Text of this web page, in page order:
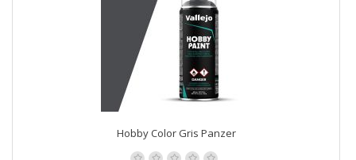
Hobby Color Gris Panzer